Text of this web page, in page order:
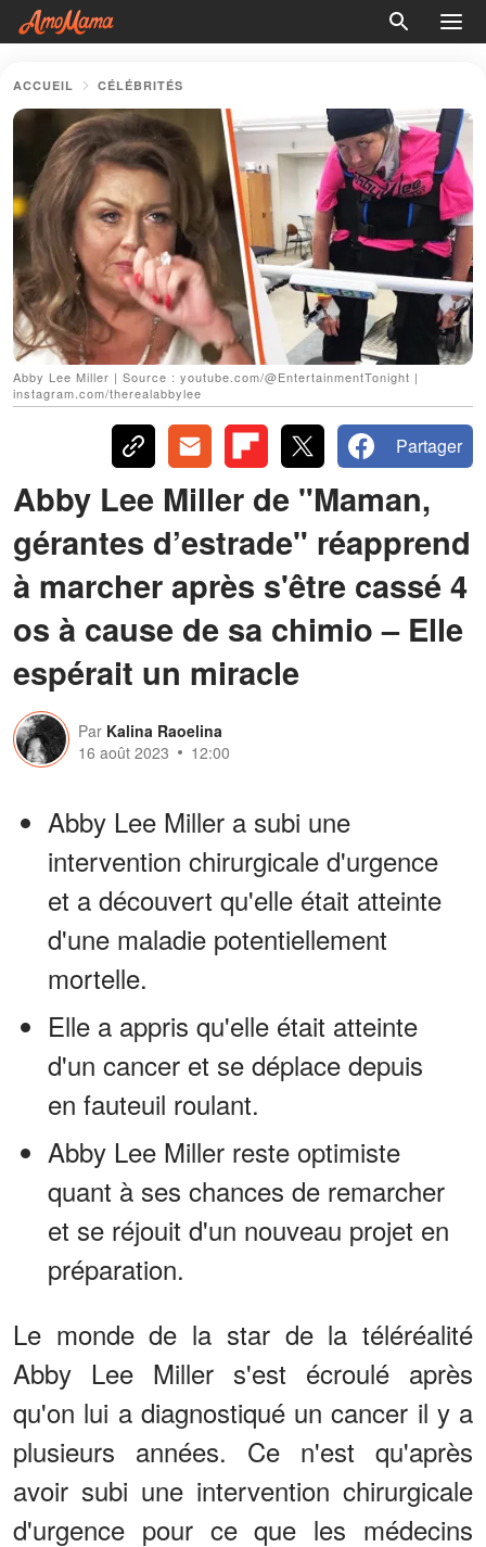
ACCUEIL CÉLÉBRITÉS
Abby Lee Miller | Source : youtube.com/@EntertainmentTonight |
instagram.com/therealabbylee
Partager
Abby Lee Miller de "Maman,
gérantes d’estrade" réapprend
à marcher après s'être cassé 4
os à cause de sa chimio – Elle
espérait un miracle
Par Kalina Raoelina
16 août 2023
12:00
Abby Lee Miller a subi une
intervention chirurgicale d'urgence
et a découvert qu'elle était atteinte
d'une maladie potentiellement
mortelle.
Elle a appris qu'elle était atteinte
d'un cancer et se déplace depuis
en fauteuil roulant.
Abby Lee Miller reste optimiste
quant à ses chances de remarcher
et se réjouit d'un nouveau projet en
préparation.
Le monde de la star de la téléréalité
Abby Lee Miller s'est écroulé après
qu'on lui a diagnostiqué un cancer il y a
plusieurs années. Ce n'est qu'après
avoir subi une intervention chirurgicale
d'urgence pour ce que les médecins